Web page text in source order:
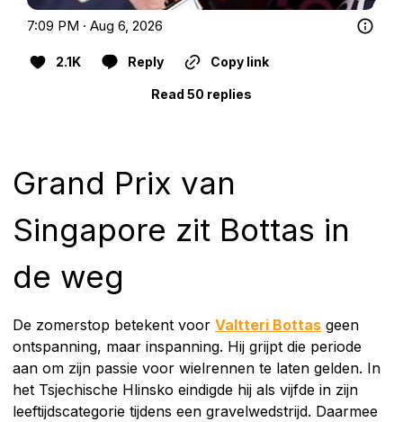
7:09 PM · Aug 6, 2026
2.1K Reply Copy link
Read 50 replies
Grand Prix van
Singapore zit Bottas in
de weg
De zomerstop betekent voor Valtteri Bottas geen
ontspanning, maar inspanning. Hij grijpt die periode
aan om zijn passie voor wielrennen te laten gelden. In
het Tsjechische Hlinsko eindigde hij als vijfde in zijn
leeftijdscategorie tijdens een gravelwedstrijd. Daarmee